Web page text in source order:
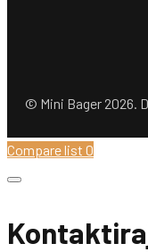
© Mini Bager 2026.
Compare list 0